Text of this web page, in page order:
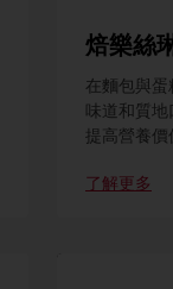
焙樂絲
在麵包與
味道和質
提高營養價
了解更多